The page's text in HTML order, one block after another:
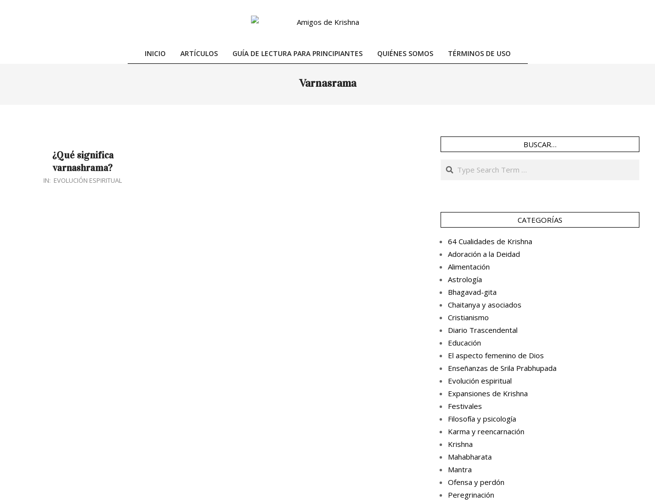
Primary
Menu
INICIO ARTÍCULOS GUÍA DE LECTURA PARA PRINCIPIANTES QUIÉNES SOMOS TÉRMINOS DE USO
Varnasrama
¿Qué significa
varnashrama?
2018-
IN: EVOLUCIÓN ESPIRITUAL
BUSCAR…
Search
CATEGORÍAS
64 Cualidades de Krishna
Adoración a la Deidad
Alimentación
Astrología
Bhagavad-gita
Chaitanya y asociados
Cristianismo
Diario Trascendental
Educación
El aspecto femenino de Dios
Enseñanzas de Srila Prabhupada
Evolución espiritual
Expansiones de Krishna
Festivales
Filosofía y psicología
Karma y reencarnación
Krishna
Mahabharata
Mantra
Ofensa y perdón
Peregrinación